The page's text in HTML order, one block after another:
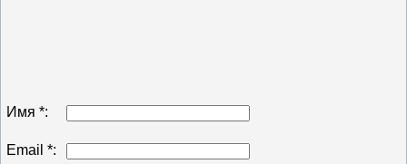
Имя *:
Email *: